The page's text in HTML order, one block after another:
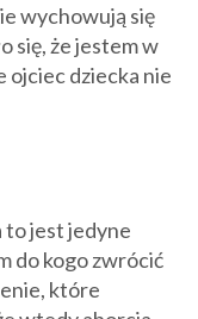
wychowują się
się, że jestem w
ojciec dziecka nie
to jest jedyne
do kogo zwrócić
które